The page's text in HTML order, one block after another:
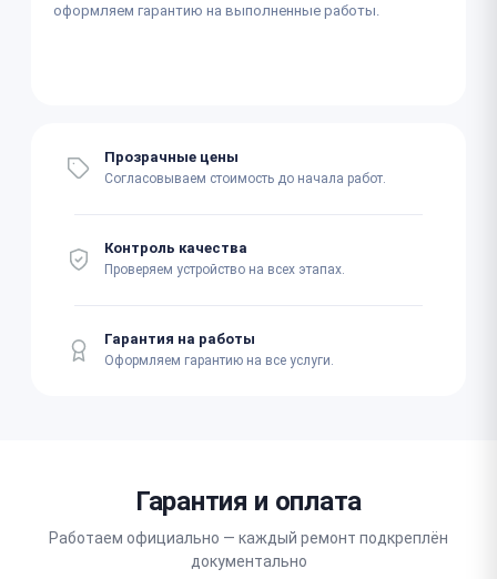
оформляем гарантию на выполненные работы.
Прозрачные цены
Согласовываем стоимость до начала работ.
Контроль качества
Проверяем устройство на всех этапах.
Гарантия на работы
Оформляем гарантию на все услуги.
Гарантия и оплата
Работаем официально — каждый ремонт подкреплён
документально